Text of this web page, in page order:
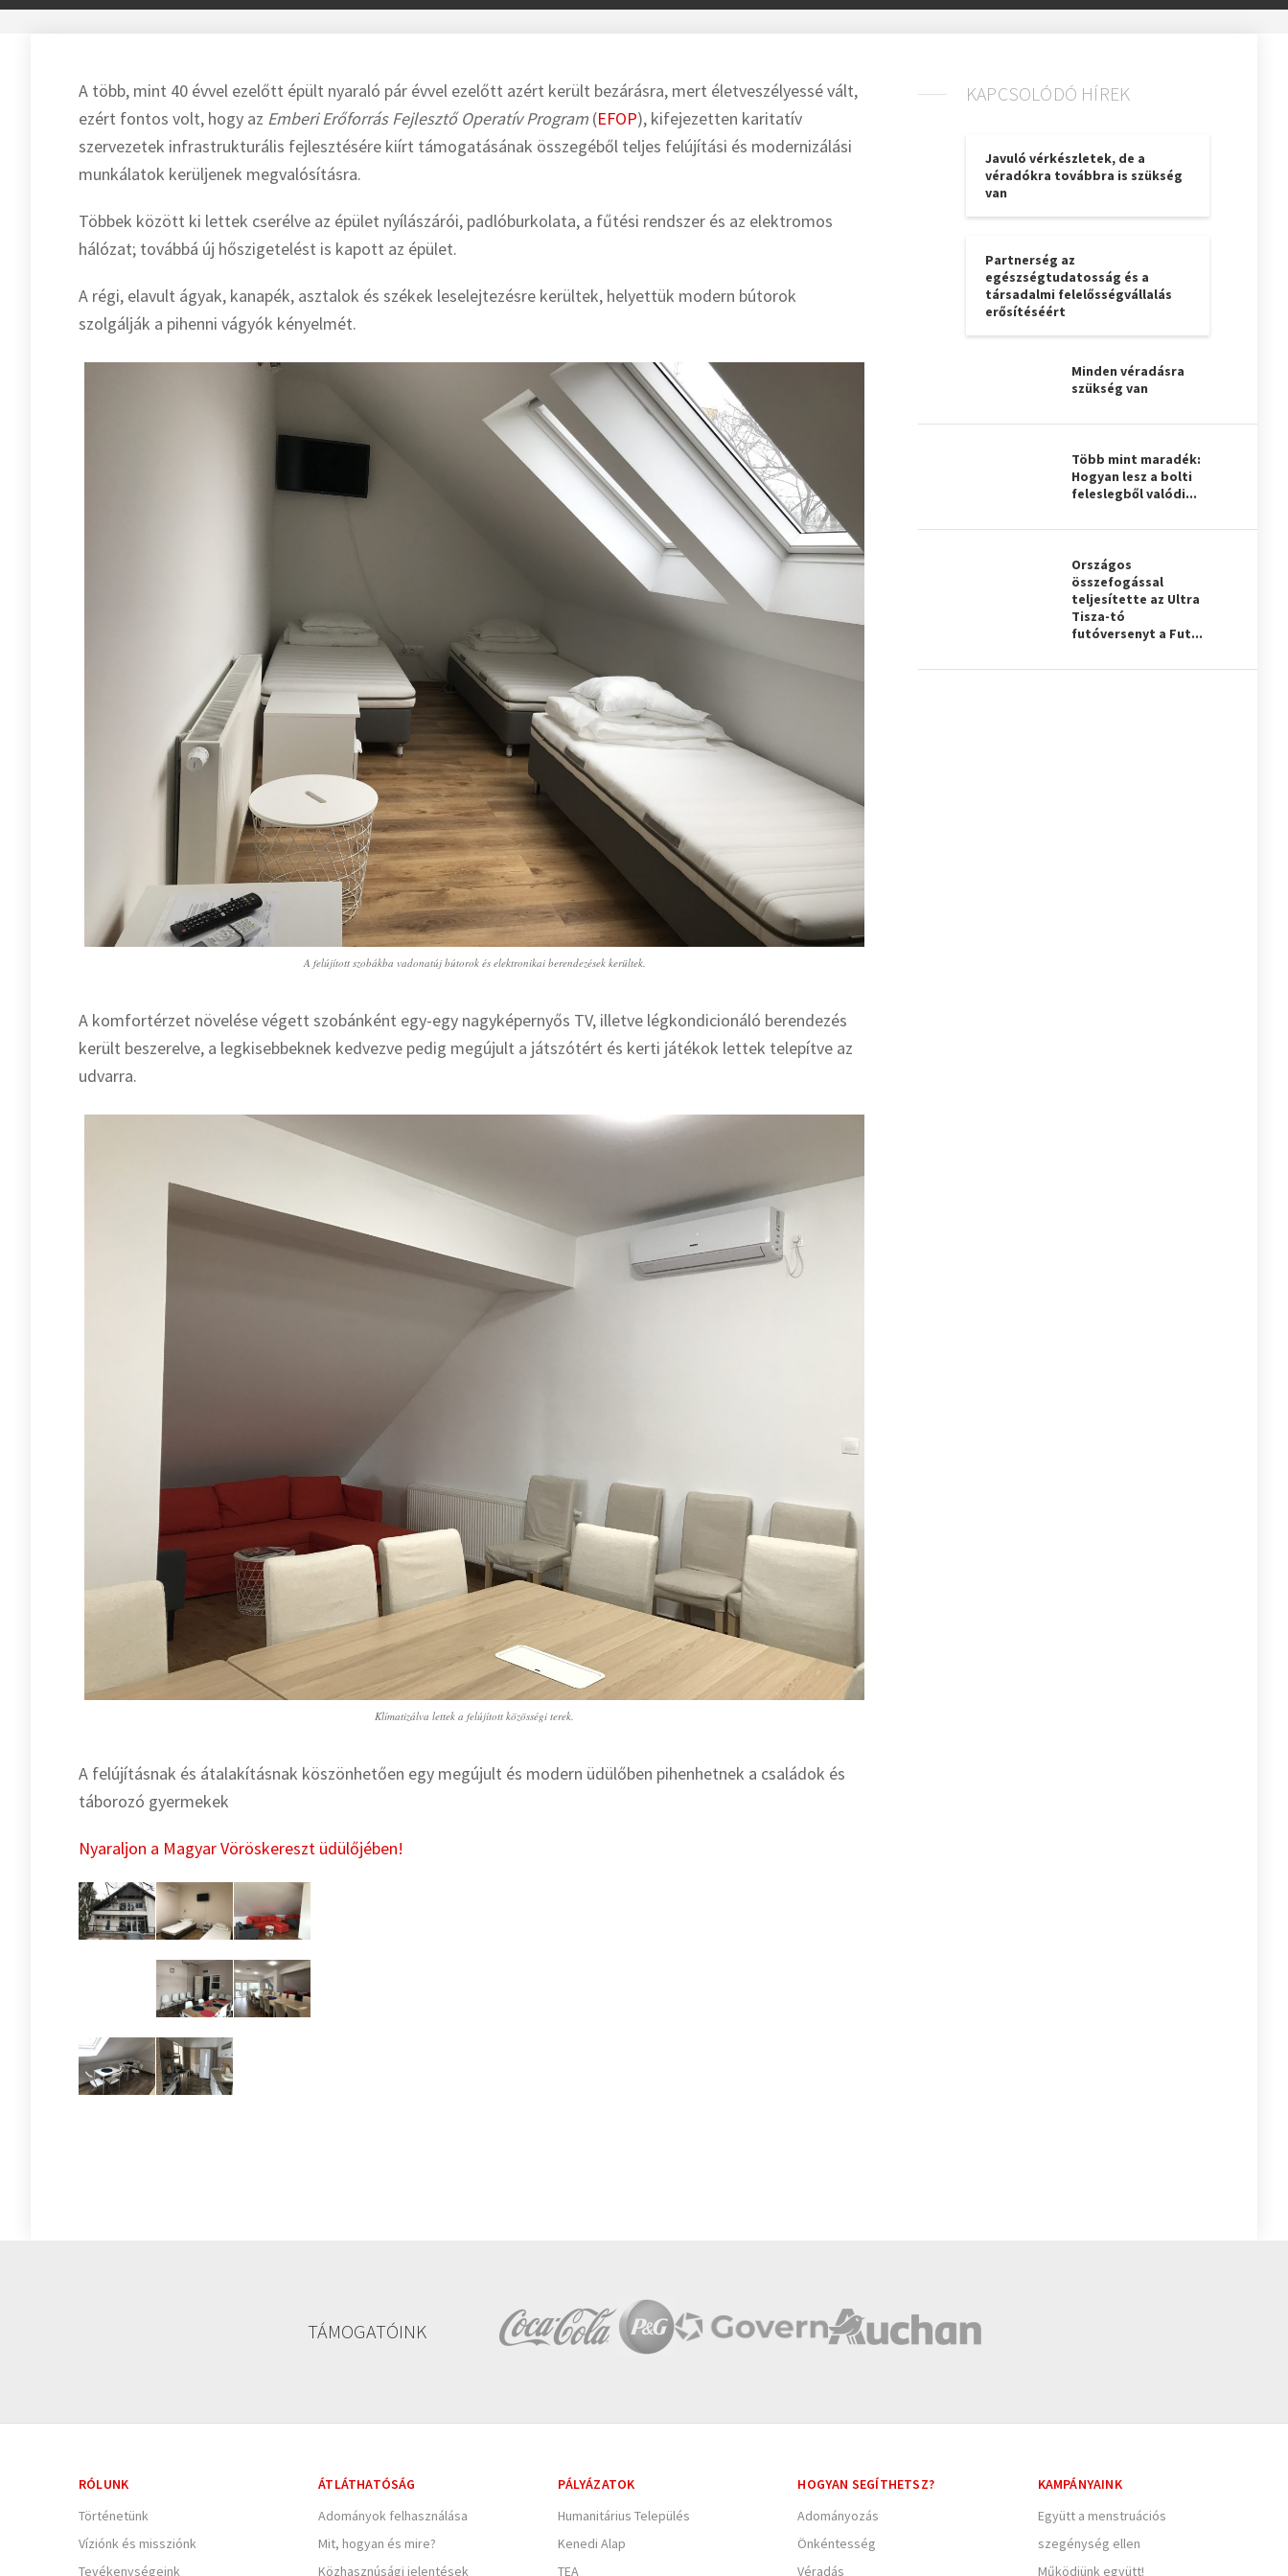
A több, mint 40 évvel ezelőtt épült nyaraló pár évvel ezelőtt azért került bezárásra, mert életveszélyessé vált,
ezért fontos volt, hogy az Emberi Erőforrás Fejlesztő Operatív Program (EFOP), kifejezetten karitatív
szervezetek infrastrukturális fejlesztésére kiírt támogatásának összegéből teljes felújítási és modernizálási
munkálatok kerüljenek megvalósításra.
Többek között ki lettek cserélve az épület nyílászárói, padlóburkolata, a fűtési rendszer és az elektromos
hálózat; továbbá új hőszigetelést is kapott az épület.
A régi, elavult ágyak, kanapék, asztalok és székek leselejtezésre kerültek, helyettük modern bútorok
szolgálják a pihenni vágyók kényelmét.
A felújított szobákba vadonatúj bútorok és elektronikai berendezések kerültek.
A komfortérzet növelése végett szobánként egy-egy nagyképernyős TV, illetve légkondicionáló berendezés
került beszerelve, a legkisebbeknek kedvezve pedig megújult a játszótért és kerti játékok lettek telepítve az
udvarra.
Klímatizálva lettek a felújított közösségi terek.
A felújításnak és átalakításnak köszönhetően egy megújult és modern üdülőben pihenhetnek a családok és
táborozó gyermekek
Nyaraljon a Magyar Vöröskereszt üdülőjében!
KAPCSOLÓDÓ HÍREK
Javuló vérkészletek, de a
véradókra továbbra is szükség
van
Partnerség az
egészségtudatosság és a
társadalmi felelősségvállalás
erősítéséért
Minden véradásra
szükség van
Több mint maradék:
Hogyan lesz a bolti
feleslegből valódi...
Országos
összefogással
teljesítette az Ultra
Tisza-tó
futóversenyt a Fut...
TÁMOGATÓINK
RÓLUNK
Történetünk
Víziónk és missziónk
Tevékenységeink
ÁTLÁTHATÓSÁG
Adományok felhasználása
Mit, hogyan és mire?
Közhasznúsági jelentések
PÁLYÁZATOK
Humanitárius Település
Kenedi Alap
TEA
HOGYAN SEGÍTHETSZ?
Adományozás
Önkéntesség
Véradás
KAMPÁNYAINK
Együtt a menstruációs
szegénység ellen
Működjünk együtt!